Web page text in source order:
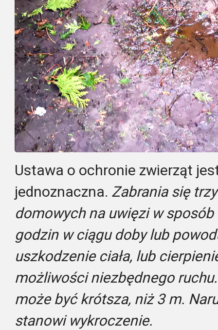
Ustawa o ochronie zwierząt
jednoznaczna. Zabrania się
domowych na uwięzi w sposób
godzin w ciągu doby lub
uszkodzenie ciała, lub
możliwości niezbędnego
może być krótsza, niż 3 m.
stanowi wykroczenie.